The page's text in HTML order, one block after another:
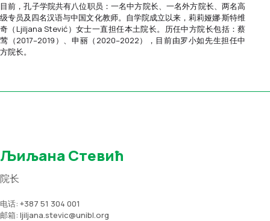
目前，孔子学院共有八位职员：一名中方院长、一名外方院长、两名高
级专员及四名汉语与中国文化教师。自学院成立以来，莉莉娅娜·斯特维
奇（Ljiljana Stević）女士一直担任本土院长。历任中方院长包括：蔡
莺（2017–2019）、申丽（2020–2022），目前由罗小如先生担任中
方院长。
Љиљана Стевић
院长
电话: +387 51 304 001
邮箱: ljiljana.stevic@unibl.org